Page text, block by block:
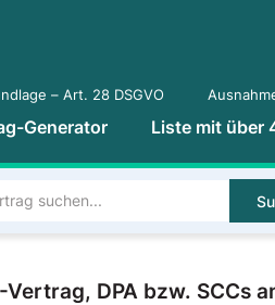
– Art. 28 DSGVO
Generator Liste mit über
DPA bzw. SCCs